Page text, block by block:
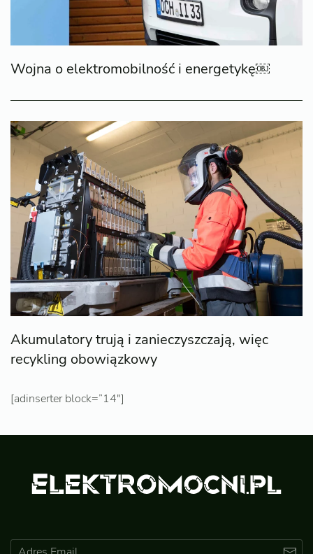
Wojna o elektromobilność i energetykę￼
Akumulatory trują i zanieczyszczają, więc
recykling obowiązkowy
[adinserter block=”14″]